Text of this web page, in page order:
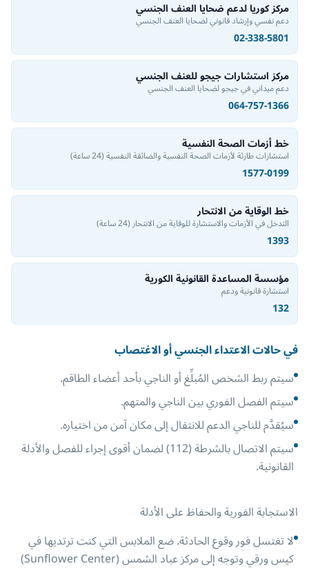
مركز كوريا لدعم ضحايا العنف الجنسي
دعم نفسي وإرشاد قانوني لضحايا العنف الجنسي
02-338-5801
مركز استشارات جيجو للعنف الجنسي
دعم ميداني في جيجو لضحايا العنف الجنسي
064-757-1366
خط أزمات الصحة النفسية
استشارات طارئة لأزمات الصحة النفسية والضائقة النفسية (24 ساعة)
1577-0199
خط الوقاية من الانتحار
التدخل في الأزمات والاستشارة للوقاية من الانتحار (24 ساعة)
1393
مؤسسة المساعدة القانونية الكورية
استشارة قانونية ودعم
132
في حالات الاعتداء الجنسي أو الاغتصاب
سيتم ربط الشخص المُبلِّغ أو الناجي بأحد أعضاء الطاقم.
سيتم الفصل الفوري بين الناجي والمتهم.
سيُقدَّم للناجي الدعم للانتقال إلى مكان آمن من اختياره.
سيتم الاتصال بالشرطة (112) لضمان أقوى إجراء للفصل والأدلة
القانونية.
الاستجابة الفورية والحفاظ على الأدلة
لا تغتسل فور وقوع الحادثة. ضع الملابس التي كنت ترتديها في
كيس ورقي وتوجه إلى مركز عباد الشمس (Sunflower Center)